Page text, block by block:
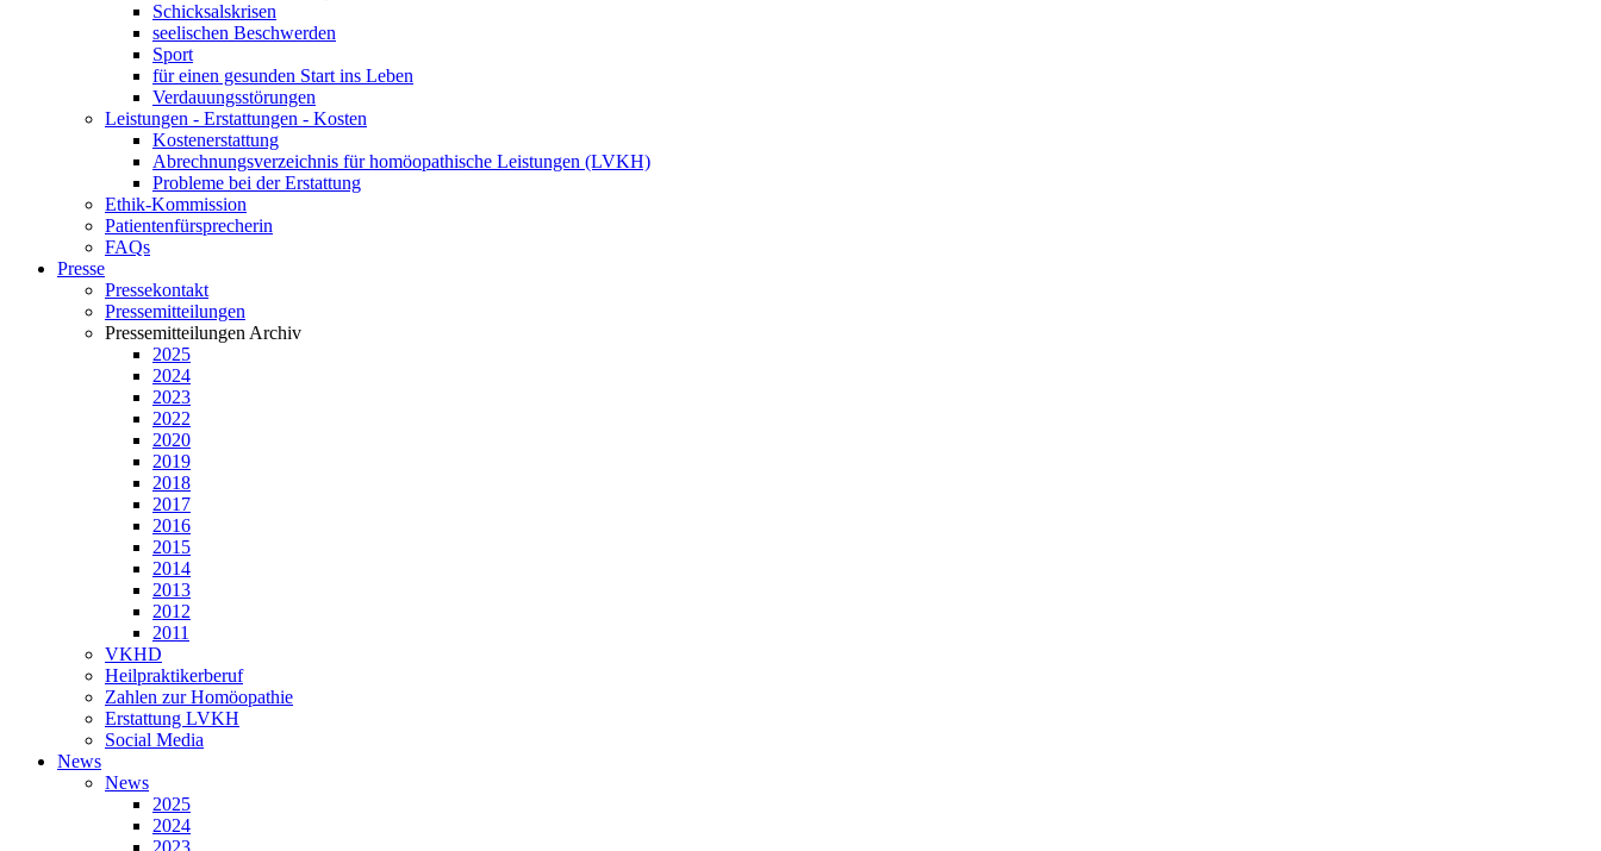
Schicksalskrisen
seelischen Beschwerden
Sport
für einen gesunden Start ins Leben
Verdauungsstörungen
Leistungen - Erstattungen - Kosten
Kostenerstattung
Abrechnungsverzeichnis für homöopathische Leistungen (LVKH)
Probleme bei der Erstattung
Ethik-Kommission
Patientenfürsprecherin
FAQs
Presse
Pressekontakt
Pressemitteilungen
Pressemitteilungen Archiv
2025
2024
2023
2022
2020
2019
2018
2017
2016
2015
2014
2013
2012
2011
VKHD
Heilpraktikerberuf
Zahlen zur Homöopathie
Erstattung LVKH
Social Media
News
News
2025
2024
2023